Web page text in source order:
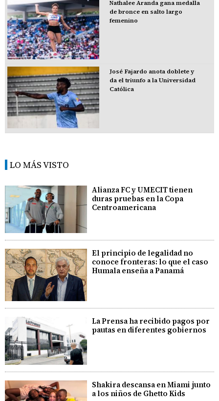
Nathalee Aranda gana medalla
de bronce en salto largo
femenino
José Fajardo anota doblete y
da el triunfo a la Universidad
Católica
LO MÁS VISTO
Alianza FC y UMECIT tienen
duras pruebas en la Copa
Centroamericana
El principio de legalidad no
conoce fronteras: lo que el caso
Humala enseña a Panamá
La Prensa ha recibido pagos por
pautas en diferentes gobiernos
Shakira descansa en Miami junto
a los niños de Ghetto Kids